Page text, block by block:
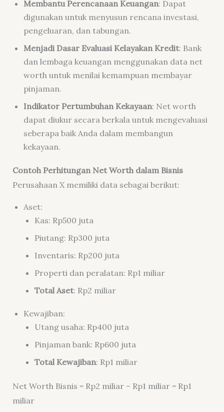
Membantu Perencanaan Keuangan: Dapat
digunakan untuk menyusun rencana investasi,
pengeluaran, dan tabungan.
Menjadi Dasar Evaluasi Kelayakan Kredit: Bank
dan lembaga keuangan menggunakan data net
worth untuk menilai kemampuan membayar
pinjaman.
Indikator Pertumbuhan Kekayaan: Net worth
dapat diukur secara berkala untuk mengevaluasi
seberapa baik Anda dalam membangun
kekayaan.
Contoh Perhitungan Net Worth dalam Bisnis
Perusahaan X memiliki data sebagai berikut:
Aset:
Kas: Rp500 juta
Piutang: Rp300 juta
Inventaris: Rp200 juta
Properti dan peralatan: Rp1 miliar
Total Aset: Rp2 miliar
Kewajiban:
Utang usaha: Rp400 juta
Pinjaman bank: Rp600 juta
Total Kewajiban: Rp1 miliar
Net Worth Bisnis = Rp2 miliar – Rp1 miliar = Rp1
miliar